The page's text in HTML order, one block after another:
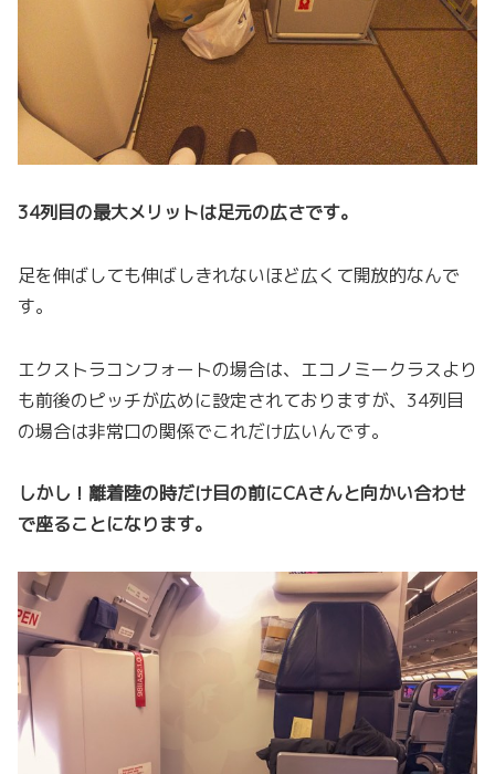
34列目の最大メリットは足元の広さです。
足を伸ばしても伸ばしきれないほど広くて開放的なんで
す。
エクストラコンフォートの場合は、エコノミークラスより
も前後のピッチが広めに設定されておりますが、34列目
の場合は非常口の関係でこれだけ広いんです。
しかし！離着陸の時だけ目の前にCAさんと向かい合わせ
で座ることになります。